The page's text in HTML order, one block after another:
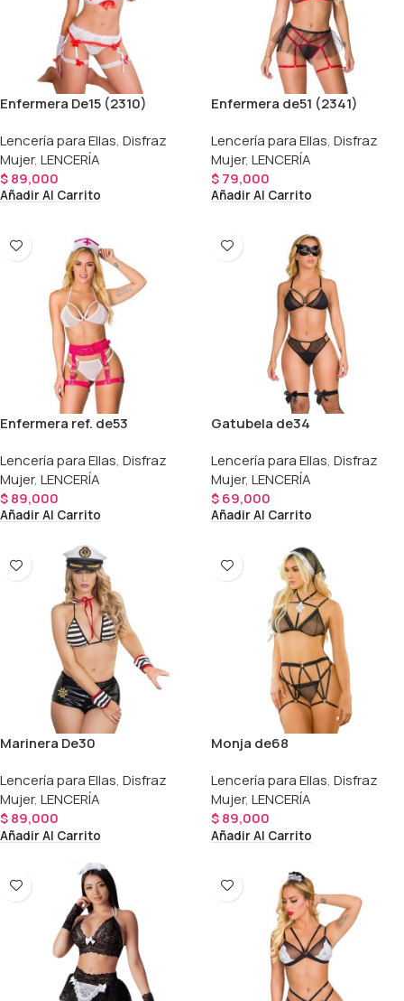
Enfermera De15 (2310)
Lencería para Ellas, Disfraz
Mujer, LENCERÍA
$89,000
Añadir Al Carrito
Enfermera de51 (2341)
Lencería para Ellas, Disfraz
Mujer, LENCERÍA
$79,000
Añadir Al Carrito
Enfermera ref. de53
Lencería para Ellas, Disfraz
Mujer, LENCERÍA
$89,000
Añadir Al Carrito
Gatubela de34
Lencería para Ellas, Disfraz
Mujer, LENCERÍA
$69,000
Añadir Al Carrito
Marinera De30
Lencería para Ellas, Disfraz
Mujer, LENCERÍA
$89,000
Añadir Al Carrito
Monja de68
Lencería para Ellas, Disfraz
Mujer, LENCERÍA
$89,000
Añadir Al Carrito